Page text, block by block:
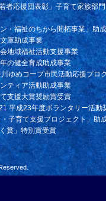
応援団表彰」子育て家族部
・福祉のちから開拓事業」助
庫助成事業
地域福祉活動支援事業
の健全育成助成事業
ゆめコープ市民活動応援プロ
ティア活動助成事業
支援大賞奨励賞受賞
平成23年度ボランタリー活動
子育て支援プロジェクト」助
賞」特別賞受賞